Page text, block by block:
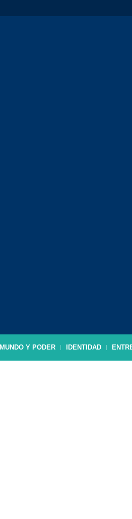
MUNDO Y PODER IDENTIDAD